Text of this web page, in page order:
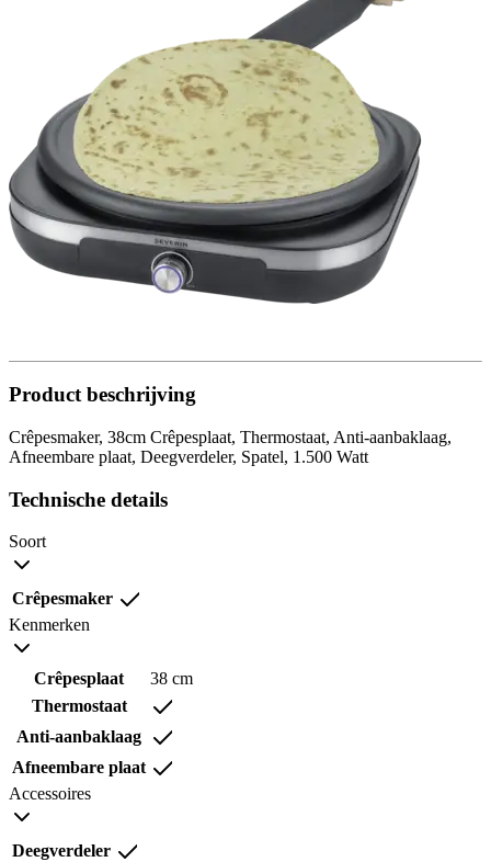
Product beschrijving
Crêpesmaker, 38cm Crêpesplaat, Thermostaat, Anti-aanbaklaag,
Afneembare plaat, Deegverdeler, Spatel, 1.500 Watt
Technische details
Soort
Crêpesmaker
Kenmerken
Crêpesplaat
38 cm
Thermostaat
Anti-aanbaklaag
Afneembare plaat
Accessoires
Deegverdeler